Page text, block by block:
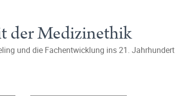
der Medizinethik
und die Fachentwicklung ins 21. Jahrhundert